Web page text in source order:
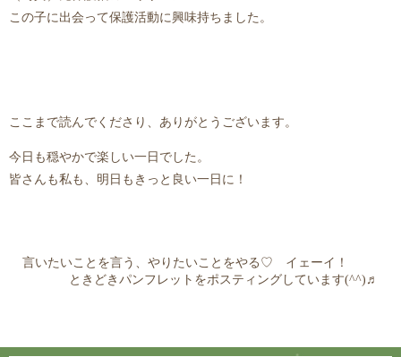
この子に出会って保護活動に興味持ちました。
ここまで読んでくださり、ありがとうございます。
今日も穏やかで楽しい一日でした。
皆さんも私も、明日もきっと良い一日に！
言いたいことを言う、やりたいことをやる♡ イェーイ！
ときどきパンフレットをポスティングしています(^^)♬